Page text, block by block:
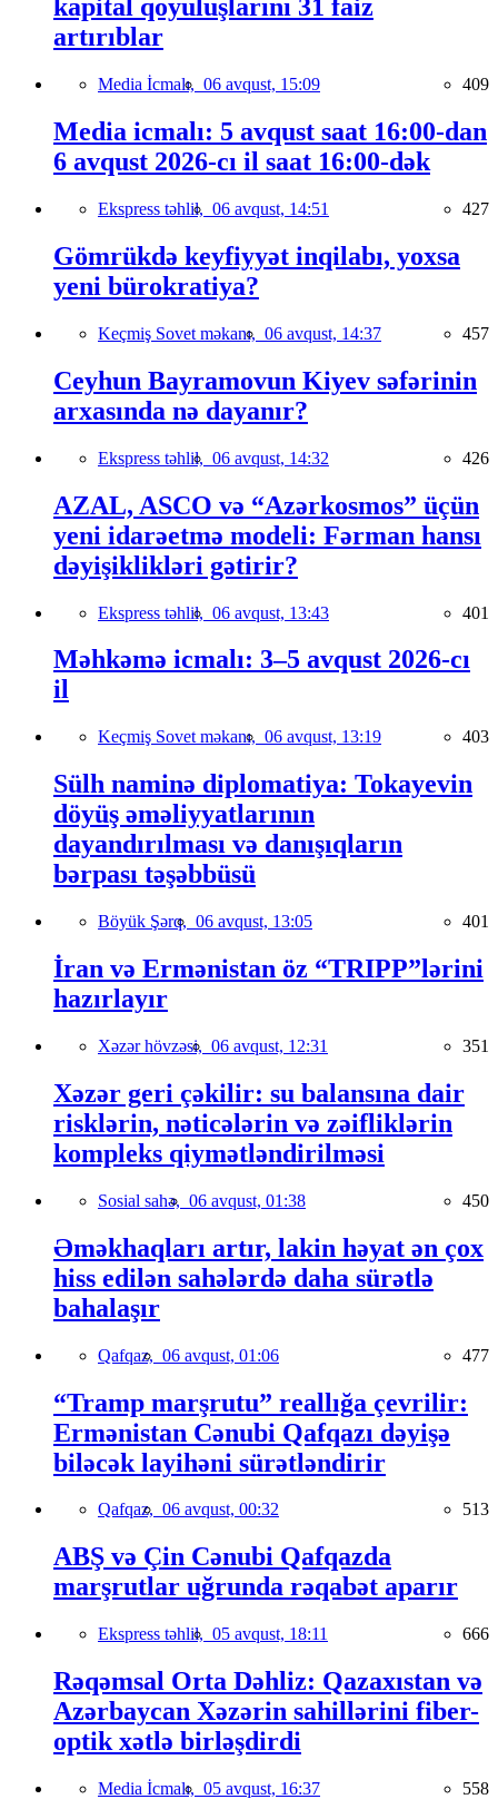
kapital qoyuluşlarını 31 faiz
artırıblar
Media İcmalı, 06 avqust, 15:09 409
Media icmalı: 5 avqust saat 16:00-dan
6 avqust 2026-cı il saat 16:00-dək
Ekspress təhlil, 06 avqust, 14:51 427
Gömrükdə keyfiyyət inqilabı, yoxsa
yeni bürokratiya?
Keçmiş Sovet məkanı, 06 avqust, 14:37 457
Ceyhun Bayramovun Kiyev səfərinin
arxasında nə dayanır?
Ekspress təhlil, 06 avqust, 14:32 426
AZAL, ASCO və “Azərkosmos” üçün
yeni idarəetmə modeli: Fərman hansı
dəyişiklikləri gətirir?
Ekspress təhlil, 06 avqust, 13:43 401
Məhkəmə icmalı: 3–5 avqust 2026-cı
il
Keçmiş Sovet məkanı, 06 avqust, 13:19 403
Sülh naminə diplomatiya: Tokayevin
döyüş əməliyyatlarının
dayandırılması və danışıqların
bərpası təşəbbüsü
Böyük Şərq, 06 avqust, 13:05 401
İran və Ermənistan öz “TRIPP”lərini
hazırlayır
Xəzər hövzəsi, 06 avqust, 12:31 351
Xəzər geri çəkilir: su balansına dair
risklərin, nəticələrin və zəifliklərin
kompleks qiymətləndirilməsi
Sosial sahə, 06 avqust, 01:38 450
Əməkhaqları artır, lakin həyat ən çox
hiss edilən sahələrdə daha sürətlə
bahalaşır
Qafqaz, 06 avqust, 01:06 477
“Tramp marşrutu” reallığa çevrilir:
Ermənistan Cənubi Qafqazı dəyişə
biləcək layihəni sürətləndirir
Qafqaz, 06 avqust, 00:32 513
ABŞ və Çin Cənubi Qafqazda
marşrutlar uğrunda rəqabət aparır
Ekspress təhlil, 05 avqust, 18:11 666
Rəqəmsal Orta Dəhliz: Qazaxıstan və
Azərbaycan Xəzərin sahillərini fiber-
optik xətlə birləşdirdi
Media İcmalı, 05 avqust, 16:37 558